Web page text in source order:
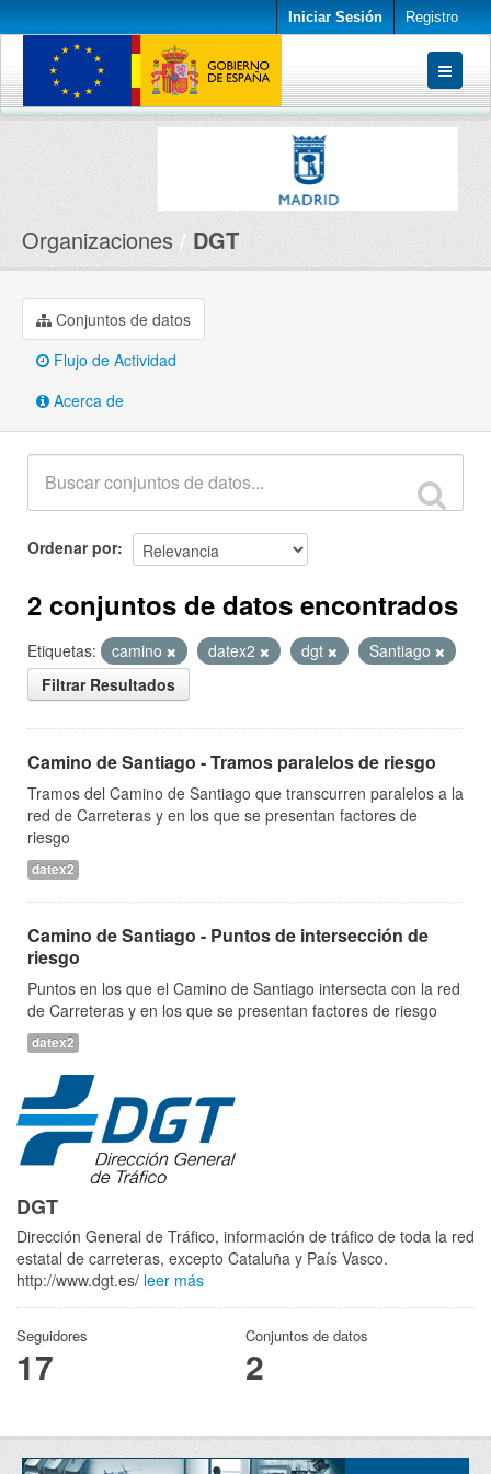
Iniciar Sesión Registro
Conjuntos de datos
Organizaciones DGT
Conjuntos de datos
Flujo de Actividad
Acerca de
Ordenar por
2 conjuntos de datos encontrados
Etiquetas: camino datex2 dgt
Santiago
Filtrar Resultados
Camino de Santiago - Tramos paralelos de riesgo
Tramos del Camino de Santiago que transcurren paralelos a la
red de Carreteras y en los que se presentan factores de
riesgo
datex2
Camino de Santiago - Puntos de intersección de
riesgo
Puntos en los que el Camino de Santiago intersecta con la red
de Carreteras y en los que se presentan factores de riesgo
datex2
DGT
Dirección General de Tráfico, información de tráfico de toda la red
estatal de carreteras, excepto Cataluña y País Vasco.
http://www.dgt.es/ leer más
Seguidores
17
Conjuntos de datos
2